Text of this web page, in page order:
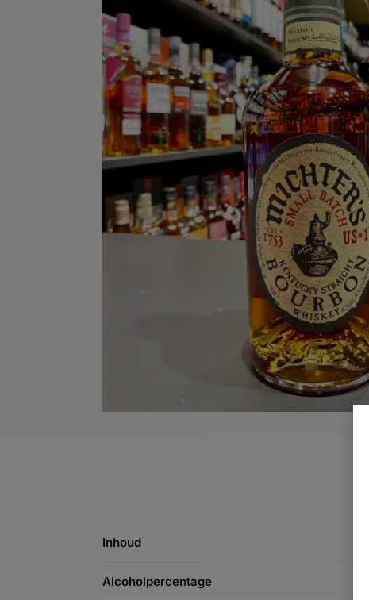
Inhoud
Alcoholpercentage